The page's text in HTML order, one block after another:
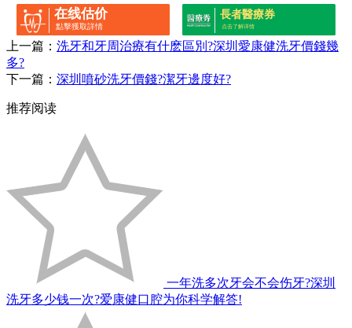
在线估价
點擊獲取詳情
長者醫療券
点击了解详情
上一篇： 洗牙和牙周治療有什麽區別?深圳愛康健洗牙價錢幾
多?
下一篇： 深圳噴砂洗牙價錢?潔牙邊度好?
推荐阅读
一年洗多次牙会不会伤牙?深圳
洗牙多少钱一次?爱康健口腔为你科学解答!